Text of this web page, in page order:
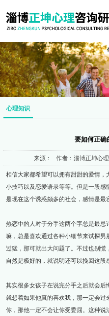
心理知识
要如何正确
来源： 作者：淄博正坤心
相信大家都希望可以拥有甜甜的爱情
小技巧以及恋爱语录等等。但是一段
是现在这个诱惑颇多的社会，感情是最
热恋中的人对于分手这两个字总是最
嘛，总是喜欢通过各种小细节来试探
过猛，那可就出大问题了。不过也别
自然是极好的，就说明还可以挽回这段
其实很多女孩子在说完分手之后就会后
就想着如果他真的喜欢我，那一定会
你，那他一定不会让你受委屈。这种